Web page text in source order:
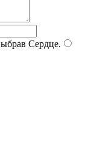
Сердце.